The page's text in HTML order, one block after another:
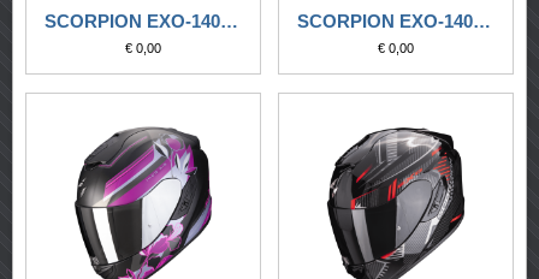
SCORPION EXO-1400 EVO AIR ATTUNE NERO-ROSSO
€ 0,00
SCORPION EXO-1400 EVO AIR GAIA BIANCO PERLA-ROSA-VERDE
€ 0,00